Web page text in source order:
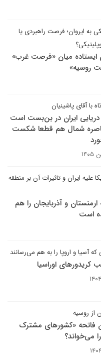
به ایروان؛ فرصت راهبردی یا
ایستاده میان «فرصت غرب»
روسیه»
با آقای پاشینیان
ایران در بن‌بست است
شمال هم قطعا شکست
علیه ایران و تاثیرات آن بر منطقه
و آذربایجان را هم
است
آسیا و اروپا را به هم می‌رسانند
کریدورهای اوراسیا
از روسیه
فاتحه «کشورهای مشترک
می‌خواند؟